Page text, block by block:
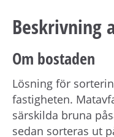
Beskrivning
Om bostaden
Lösning för
fastigheten.
särskilda bruna
sedan sorteras ut